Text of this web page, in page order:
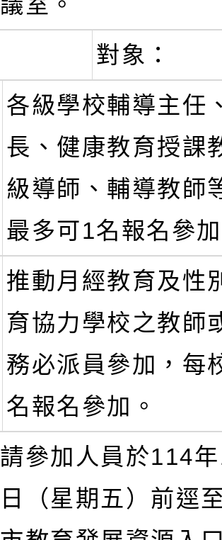
對象：
各級學校輔導主任
長、健康教育授課
級導師、輔導教師
最多可1名報名參
推動月經教育及性
育協力學校之教師
務必派員參加，每
名報名參加。
請參加人員於114
日（星期五）前逕